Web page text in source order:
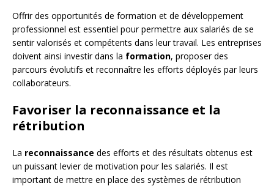
Offrir des opportunités de formation et de développement
professionnel est essentiel pour permettre aux salariés de se
sentir valorisés et compétents dans leur travail. Les entreprises
doivent ainsi investir dans la formation, proposer des
parcours évolutifs et reconnaître les efforts déployés par leurs
collaborateurs.
Favoriser la reconnaissance et la
rétribution
La reconnaissance des efforts et des résultats obtenus est
un puissant levier de motivation pour les salariés. Il est
important de mettre en place des systèmes de rétribution